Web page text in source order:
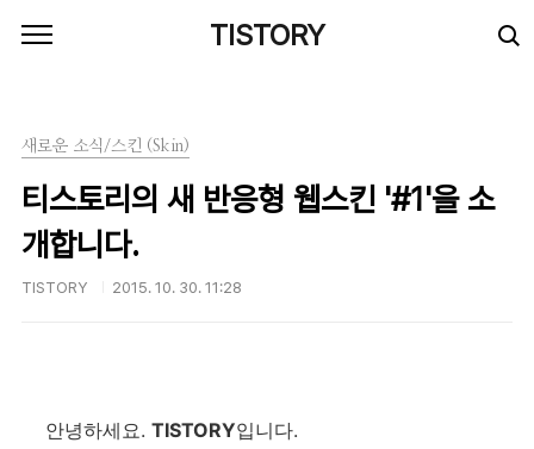
TISTORY
새로운 소식/스킨 (Skin)
티스토리의 새 반응형 웹스킨 '#1'을 소
개합니다.
TISTORY 2015. 10. 30. 11:28
안녕하세요. TISTORY입니다.